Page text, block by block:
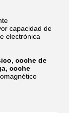
capacidad de
electrónica
coche de
coche